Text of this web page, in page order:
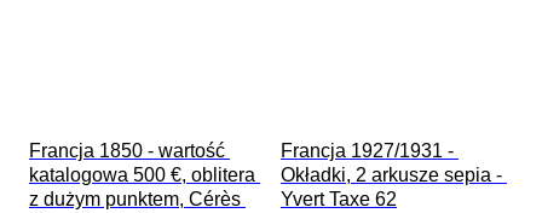
Francja 1850 - wartość
katalogowa 500 €, oblitera
z dużym punktem, Cérès
Francja 1927/1931 -
Okładki, 2 arkusze sepia -
Yvert Taxe 62